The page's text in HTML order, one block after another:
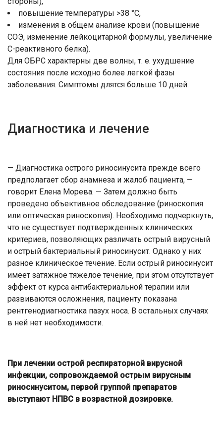
повышение температуры >38 °C,
изменения в общем анализе крови (повышение
СОЭ, изменение лейкоцитарной формулы, увеличение
C-реактивного белка).
Для ОБРС характерны две волны, т. е. ухудшение
состояния после исходно более легкой фазы
заболевания. Симптомы длятся больше 10 дней.
Диагностика и лечение
— Диагностика острого риносинусита прежде всего
предполагает сбор анамнеза и жалоб пациента, —
говорит Елена Морева. — Затем должно быть
проведено объективное обследование (риноскопия
или оптическая риноскопия). Необходимо подчеркнуть,
что не существует подтвержденных клинических
критериев, позволяющих различать острый вирусный
и острый бактериальный риносинусит. Однако у них
разное клиническое течение. Если острый риносинусит
имеет затяжное тяжелое течение, при этом отсутствует
эффект от курса антибактериальной терапии или
развиваются осложнения, пациенту показана
рентгенодиагностика пазух носа. В остальных случаях
в ней нет необходимости.
При лечении острой респираторной вирусной
инфекции, сопровождаемой острым вирусным
риносинуситом, первой группой препаратов
выступают НПВС в возрастной дозировке.